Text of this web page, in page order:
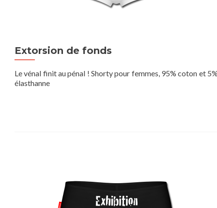
Extorsion de fonds
Le vénal finit au pénal ! Shorty pour femmes, 95% coton et
élasthanne